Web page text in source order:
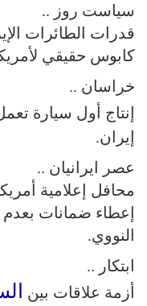
سياست روز ..
قدرات الطائرات
كابوس حقيقي
خراسان ..
إنتاج أول سيارة
إيران.
عصر ايرانيان ..
محافل إعلامية
إعطاء ضمانات بعدم
النووي.
ابتكار ..
أزمة علاقات بين